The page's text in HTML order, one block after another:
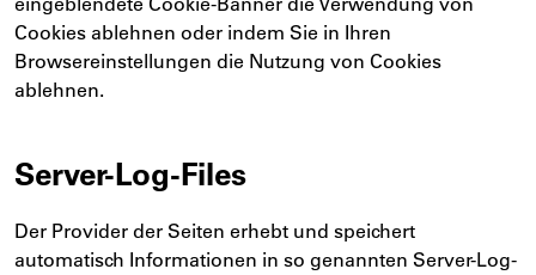
Cookies ablehnen oder indem Sie in Ihren
Browsereinstellungen die Nutzung von Cookies
ablehnen.
Server-Log-Files
Der Provider der Seiten erhebt und speichert
automatisch Informationen in so genannten Server-Log-